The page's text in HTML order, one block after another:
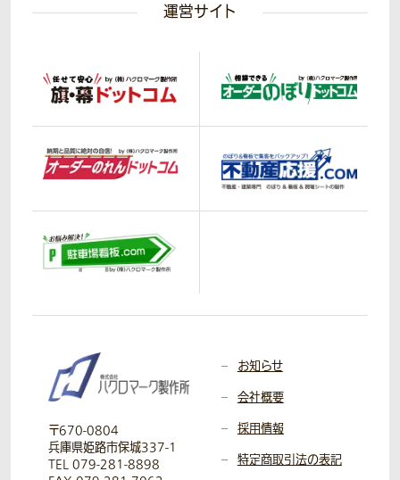
運営サイト
〒670-0804
兵庫県姫路市保城337-1
TEL 079-281-8898
お知らせ
会社概要
採用情報
特定商取引法の表記